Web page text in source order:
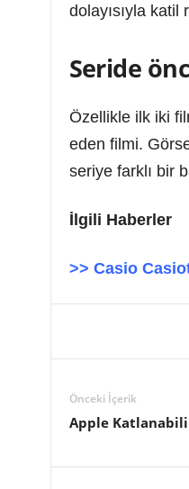
dolayısıyla katil
Seride
Özellikle ilk iki
eden filmi.
seriye farklı bir
İlgili Haberler
>> Casio
Önceki İçerik
Apple